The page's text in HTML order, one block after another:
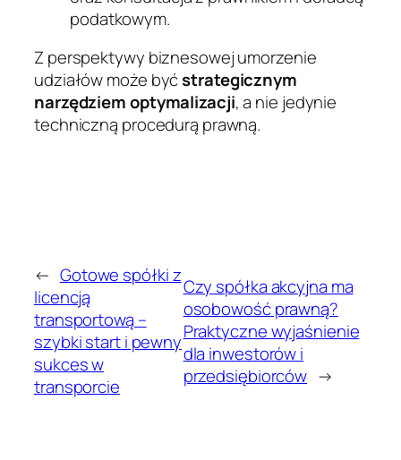
podatkowym.
Z perspektywy biznesowej umorzenie
udziałów może byćstrategicznym
narzędziem optymalizacji, a nie jedynie
techniczną procedurą prawną.
← Gotowe spółki z
licencją
transportową –
szybki start i pewny
sukces w
transporcie
Czy spółka akcyjna ma
osobowość prawną?
Praktyczne wyjaśnienie
dla inwestorów i
przedsiębiorców →